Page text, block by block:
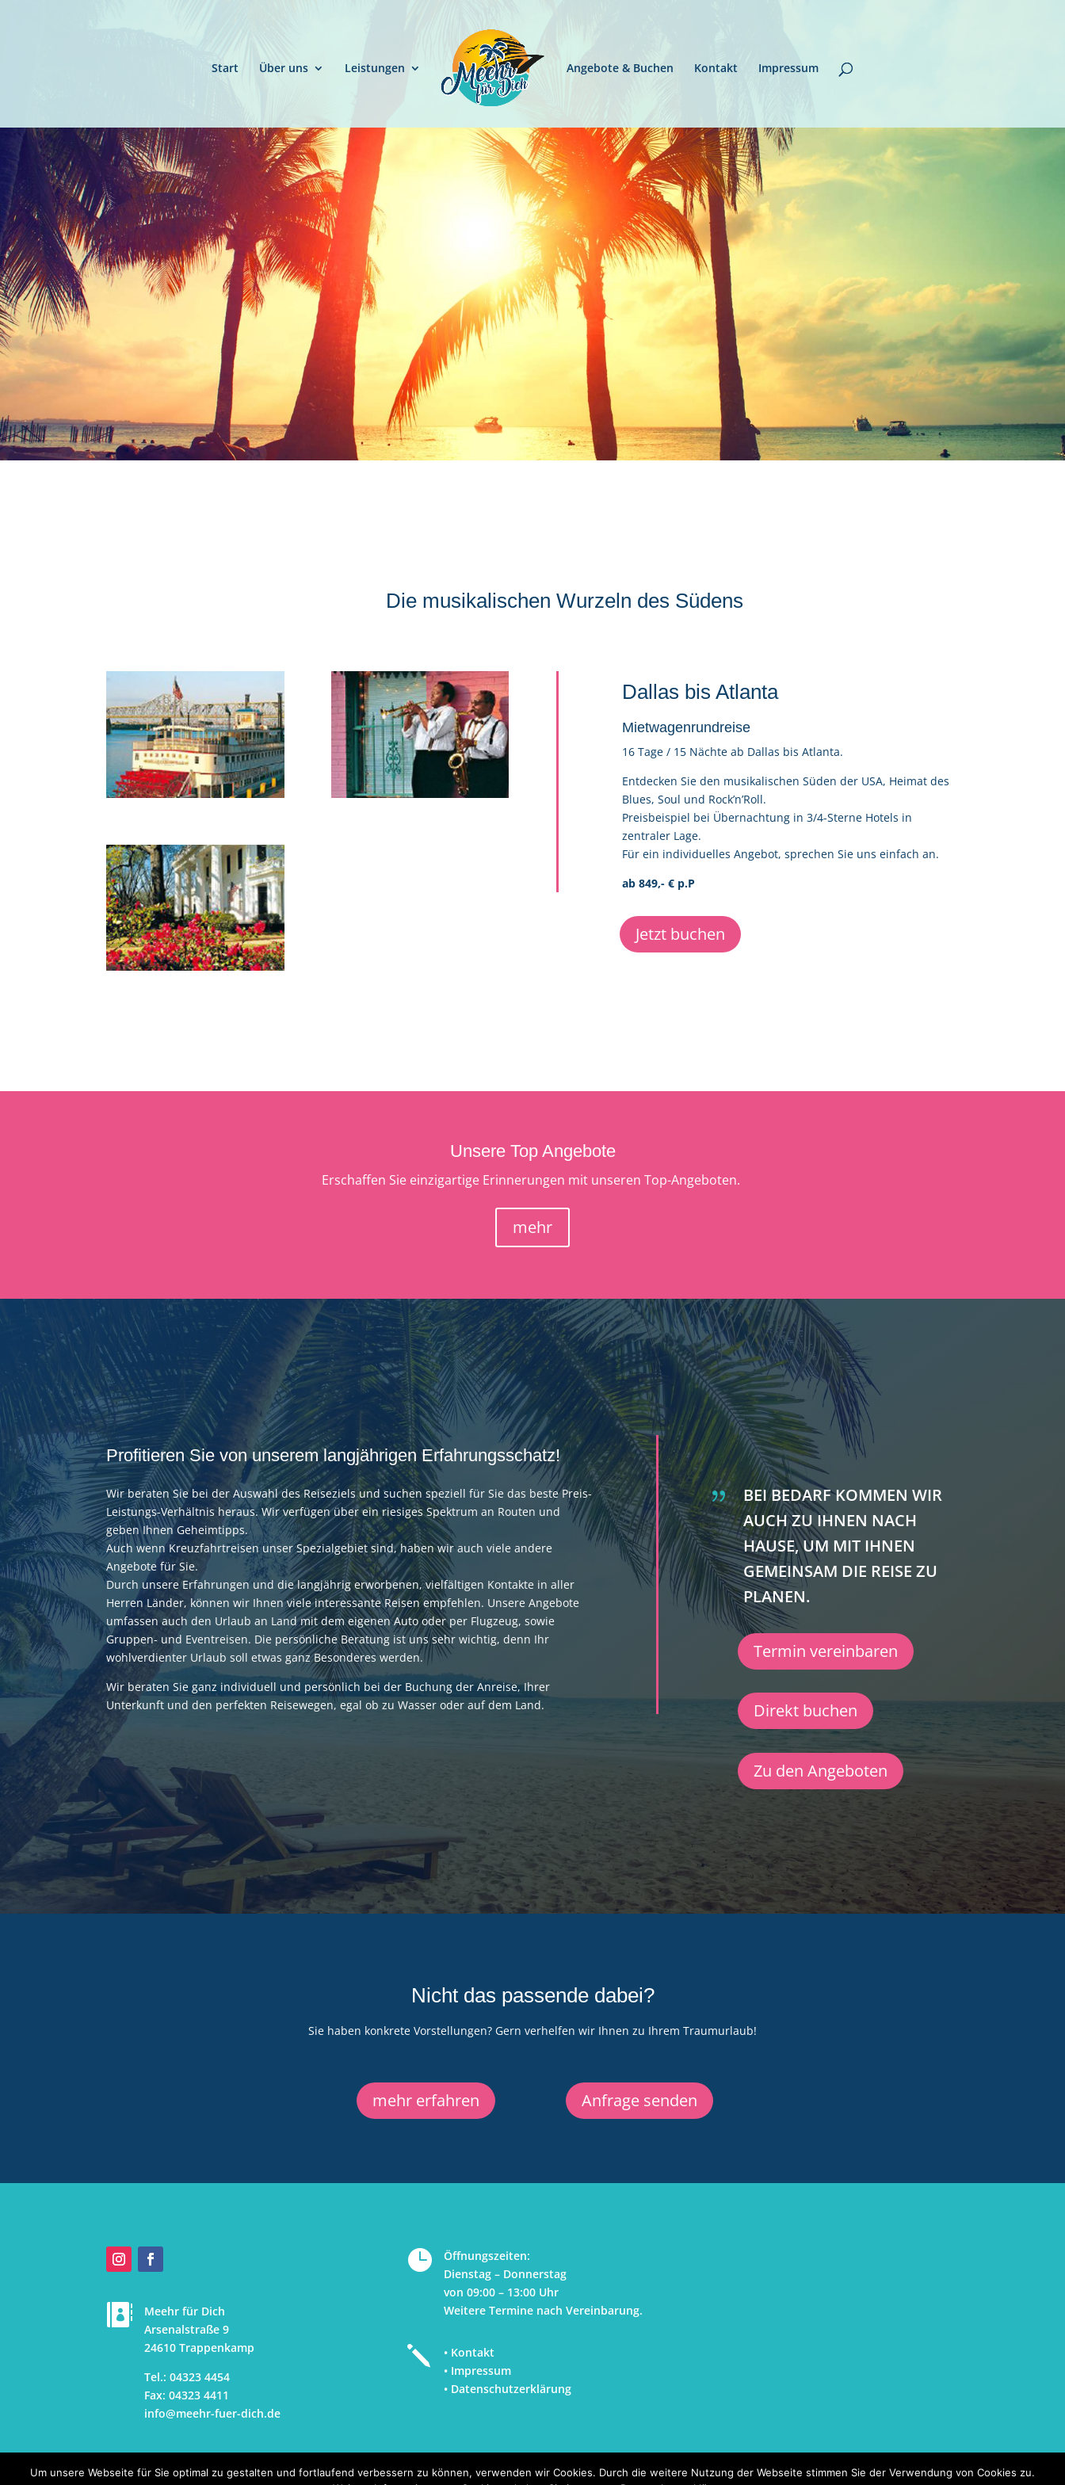
Start Über uns Leistungen Angebote & Buchen Kontakt Impressum
Die musikalischen Wurzeln des Südens
Dallas bis Atlanta
Mietwagenrundreise
16 Tage / 15 Nächte ab Dallas bis Atlanta.
Entdecken Sie den musikalischen Süden der USA, Heimat des
Blues, Soul und Rock’n’Roll.
Preisbeispiel bei Übernachtung in 3/4-Sterne Hotels in
zentraler Lage.
Für ein individuelles Angebot, sprechen Sie uns einfach an.
ab 849,- € p.P
Jetzt buchen
Unsere Top Angebote
Erschaffen Sie einzigartige Erinnerungen mit unseren Top-Angeboten.
mehr
Profitieren Sie von unserem langjährigen Erfahrungsschatz!
Wir beraten Sie bei der Auswahl des Reiseziels und suchen speziell für Sie das beste Preis-
Leistungs-Verhältnis heraus. Wir verfügen über ein riesiges Spektrum an Routen und
geben Ihnen Geheimtipps.
Auch wenn Kreuzfahrtreisen unser Spezialgebiet sind, haben wir auch viele andere
Angebote für Sie.
Durch unsere Erfahrungen und die langjährig erworbenen, vielfältigen Kontakte in aller
Herren Länder, können wir Ihnen viele interessante Reisen empfehlen. Unsere Angebote
umfassen auch den Urlaub an Land mit dem eigenen Auto oder per Flugzeug, sowie
Gruppen- und Eventreisen. Die persönliche Beratung ist uns sehr wichtig, denn Ihr
wohlverdienter Urlaub soll etwas ganz Besonderes werden.
Wir beraten Sie ganz individuell und persönlich bei der Buchung der Anreise, Ihrer
Unterkunft und den perfekten Reisewegen, egal ob zu Wasser oder auf dem Land.
{ BEI BEDARF KOMMEN WIR
AUCH ZU IHNEN NACH
HAUSE, UM MIT IHNEN
GEMEINSAM DIE REISE ZU
PLANEN.
Termin vereinbaren
Direkt buchen
Zu den Angeboten
Nicht das passende dabei?
Sie haben konkrete Vorstellungen? Gern verhelfen wir Ihnen zu Ihrem Traumurlaub!
mehr erfahren Anfrage senden

Meehr für Dich
Arsenalstraße 9
24610 Trappenkamp
Tel.: 04323 4454
Fax: 04323 4411
info@meehr-fuer-dich.de

Öffnungszeiten:
Dienstag – Donnerstag
von 09:00 – 13:00 Uhr
Weitere Termine nach Vereinbarung.
j
• Kontakt
• Impressum
• Datenschutzerklärung
Um unsere Webseite für Sie optimal zu gestalten und fortlaufend verbessern zu können, verwenden wir Cookies. Durch die weitere Nutzung der Webseite stimmen Sie der Verwendung von Cookies zu.